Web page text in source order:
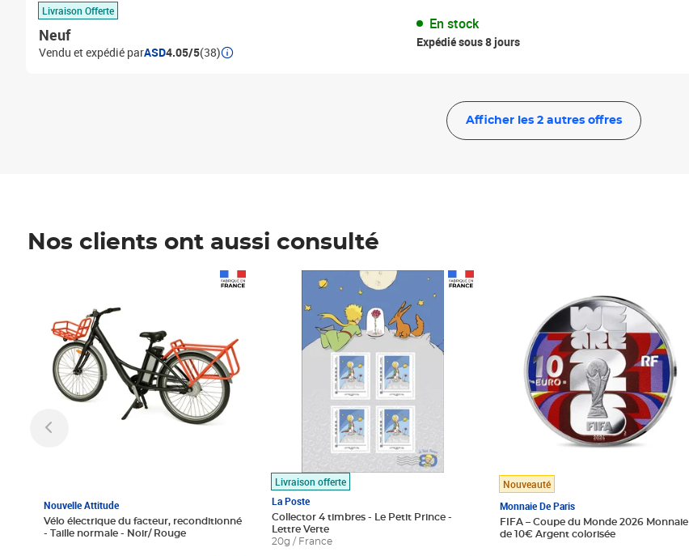
Livraison Offerte
Neuf
Vendu et expédié parASD4.05/5(38)
En stock
Expédié sous 8 jours
Afficher les 2 autres offres
Nos clients ont aussi consulté
Nouvelle Attitude
Vélo électrique du facteur, reconditionné
- Taille normale - Noir/ Rouge
Livraison offerte
La Poste
Collector 4 timbres - Le Petit Prince -
Lettre Verte
20g / France
Prix 7,50€
Nouveauté
Monnaie De Paris
FIFA – Coupe du Monde 2026 Monnaie
de 10€ Argent colorisée